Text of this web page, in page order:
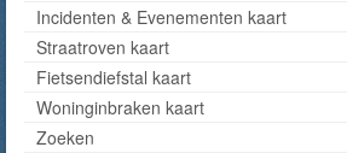
Incidenten & Evenementen kaart
Straatroven kaart
Fietsendiefstal kaart
Woninginbraken kaart
Zoeken